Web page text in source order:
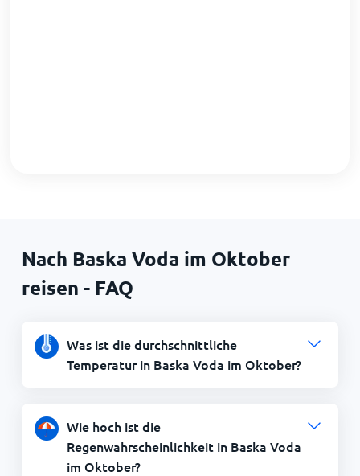
Nach Baska Voda im Oktober
reisen - FAQ
Was ist die durchschnittliche
Temperatur in Baska Voda im Oktober?
Wie hoch ist die
Regenwahrscheinlichkeit in Baska Voda
im Oktober?